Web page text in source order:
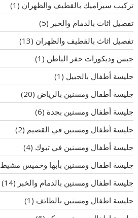
تركيب سيراميك بالقطيف والظهران (1)
تفصيل اثاث بالدمام والخبر (5)
تفصيل اثاث بالقطيف والظهران (13)
جبس وديكورات حفر الباطن (1)
جليسة أطفال بالجبيل (1)
جليسة أطفال ومسنين بالرياض (20)
جليسة أطفال ومسنين بجدة (6)
جليسة أطفال ومسنين في القصيم (2)
جليسة أطفال ومسنين في تبوك (4)
جليسة اطفال ومسنين بأبها وخميس مشيط
جليسة اطفال ومسنين بالدمام والخبر (14)
جليسة اطفال ومسنين بالطائف (1)